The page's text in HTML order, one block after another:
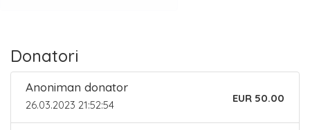
Donatori
Anoniman donator
26.03.2023 21:52:54
EUR 50.00